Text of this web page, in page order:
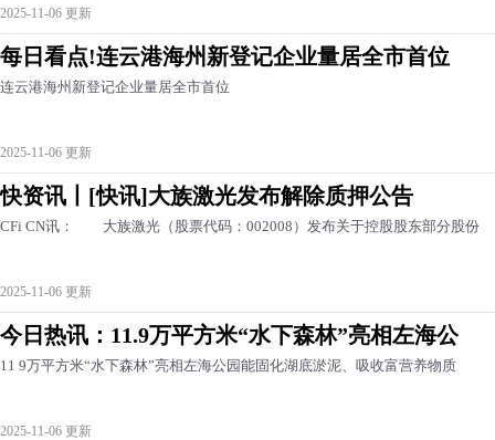
2025-11-06 更新
每日看点!连云港海州新登记企业量居全市首位
连云港海州新登记企业量居全市首位
2025-11-06 更新
快资讯丨[快讯]大族激光发布解除质押公告
CFi CN讯： 大族激光（股票代码：002008）发布关于控股股东部分股份
2025-11-06 更新
今日热讯：11.9万平方米“水下森林”亮相左海公
11 9万平方米“水下森林”亮相左海公园能固化湖底淤泥、吸收富营养物质
2025-11-06 更新